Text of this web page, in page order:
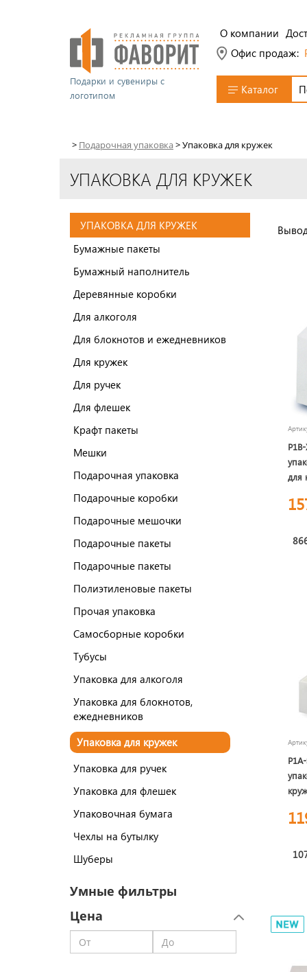
Подарки и сувениры с
логотипом
О компании
Офис продаж:
Каталог
> Подарочная упаковка>Упаковка для кружек
УПАКОВКА ДЛЯ КРУЖЕК
УПАКОВКА ДЛЯ КРУЖЕК
Бумажные пакеты
Бумажный наполнитель
Деревянные коробки
Для алкоголя
Для блокнотов и ежедневников
Для кружек
Для ручек
Для флешек
Крафт пакеты
Мешки
Подарочная упаковка
Подарочные коробки
Подарочные мешочки
Подарочные пакеты
Подарочные пакеты
Полиэтиленовые пакеты
Прочая упаковка
Самосборные коробки
Тубусы
Упаковка для алкоголя
Упаковка для блокнотов,
ежедневников
Упаковка для кружек
Упаковка для ручек
Упаковка для флешек
Упаковочная бумага
Чехлы на бутылку
Шуберы
Умные фильтры
Цена
для